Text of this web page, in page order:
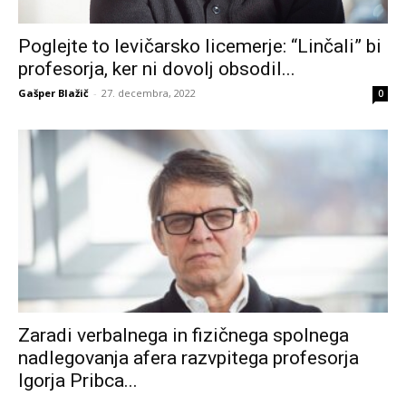
Poglejte to levičarsko licemerje: “Linčali” bi
profesorja, ker ni dovolj obsodil...
Gašper Blažič - 27. decembra, 2022 0
Zaradi verbalnega in fizičnega spolnega
nadlegovanja afera razvpitega profesorja
Igorja Pribca...